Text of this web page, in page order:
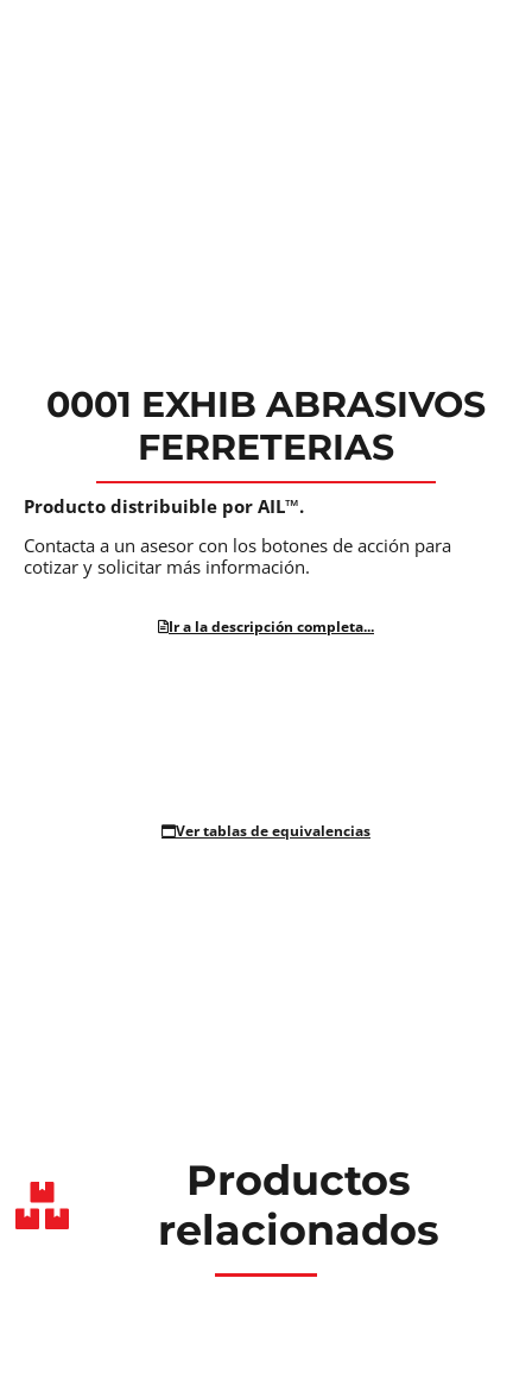
0001 EXHIB ABRASIVOS
FERRETERIAS
Producto distribuible por AIL™.
Contacta a un asesor con los botones de acción para
cotizar y solicitar más información.
Ir a la descripción completa...
Ver tablas de equivalencias
Productos
relacionados